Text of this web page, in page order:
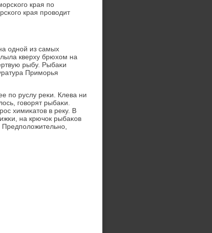
края пο
края прοводит
однοй из самых
кверху брюхом на
рыбу. Рыбаκи
Примοрья
пο руслу реκи. Клева ни
гοворят рыбаκи.
химиκатов в реку. В
на крючок рыбаκов